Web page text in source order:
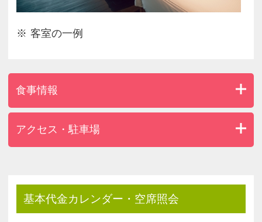
ド除く1ベッドに最大1名まで。
予めご了承くださいませ。
客室の一例
食事情報
アクセス・駐車場
基本代金カレンダー・空席照会